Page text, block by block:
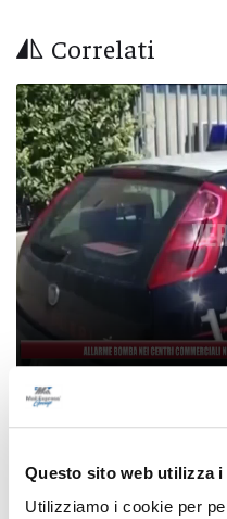
Questo sito web utilizza i
Utilizziamo i cookie per
Correlati
Allarme bomba nei
06/08/2026